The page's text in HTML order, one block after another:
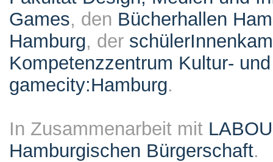
Games, den Bücherhallen
Hamburg, der
Kompetenzzentrum Kultur-
gamecity:Hamburg.
In Zusammenarbeit mit
Hamburgischen Bürgerschaft.